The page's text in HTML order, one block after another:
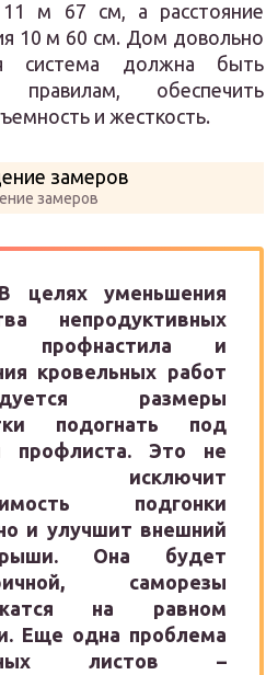
м 67 см, а расстояние
10 м 60 см. Дом довольно
система должна быть
обеспечить
и жесткость.
замеров
целях уменьшения
непродуктивных
профнастила и
кровельных работ
размеры
подогнать под
профлиста. Это не
исключит
подгонки
и улучшит внешний
Она будет
саморезы
на равном
Еще одна проблема
листов –